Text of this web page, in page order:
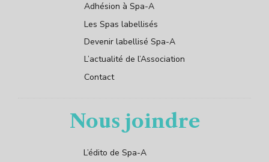
Adhésion à Spa-A
Les Spas labellisés
Devenir labellisé Spa-A
L’actualité de l’Association
Contact
Nous joindre
L’édito de Spa-A